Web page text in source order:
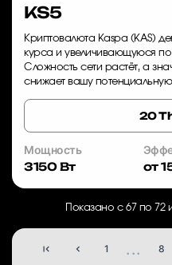
KS5
Криптовалюта Kaspa (KAS)
курса и увеличивающуюся
Сложность сети растёт, а
снижает вашу
20
Мощность
3150 Вт
от
1 ... 8
Показано с 67 по 72